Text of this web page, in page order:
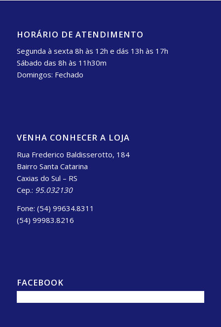
HORÁRIO DE ATENDIMENTO
Segunda à sexta 8h às 12h e dás 13h às 17h
Sábado das 8h às 11h30m
Domingos: Fechado
VENHA CONHECER A LOJA
Rua Frederico Baldisserotto, 184
Bairro Santa Catarina
Caxias do Sul – RS
Cep.: 95.032130
Fone: (54) 99634.8311
(54) 99983.8216
FACEBOOK